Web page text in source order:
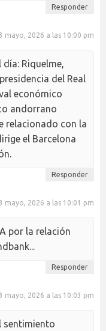
Responder
mayo, 2026 a las 10:00 pm
Riquelme,
del Real
económico
andorrano
relacionado con la
el Barcelona
Responder
mayo, 2026 a las 10:01 pm
por la relación
Responder
mayo, 2026 a las 10:03 pm
sentimiento